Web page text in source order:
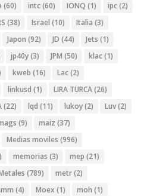
(60) intc(60) IONQ (1) ipc(2)
(38) Israel (10) Italia (3)
Japon (92) JD (44) Jets (1)
jp40y(3) JPM (50) klac(1)
kweb (16) Lac(2)
linkusd (1) LIRA TURCA(26)
(22) lqd (11) lukoy(2) Luv(2)
(9) maiz (37)
Medias moviles (996)
memorias (3) mep (21)
(789) metr(2)
(4) Moex (1) moh (1)